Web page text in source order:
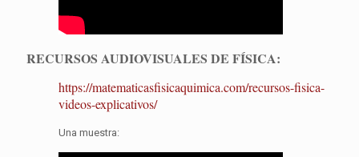
RECURSOS AUDIOVISUALES DE FÍSICA:
https://matematicasfisicaquimica.com/recursos-fisica-
videos-explicativos/
Una muestra: